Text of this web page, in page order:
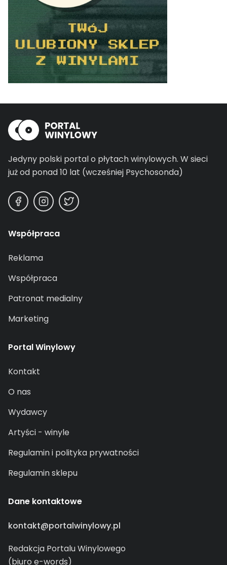
Jedyny polski portal o płytach winylowych. W sieci
już od ponad 10 lat (wcześniej Psychosonda)
Współpraca
Reklama
Współpraca
Patronat medialny
Marketing
Portal Winylowy
Kontakt
O nas
Wydawcy
Artyści - winyle
Regulamin i polityka prywatności
Regulamin sklepu
Dane kontaktowe
kontakt@portalwinylowy.pl
Redakcja Portalu Winylowego
(biuro e-words)